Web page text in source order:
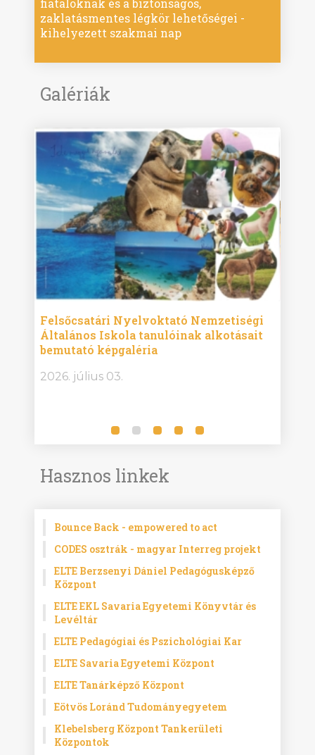
zaklatásmentes légkör lehetőségei -
kihelyezett szakmai nap
Galériák
Felsőcsatári Nyelvoktató Nemzetiségi
Általános Iskola tanulóinak alkotásait
bemutató képgaléria
2026. július 03.
Hasznos linkek
Bounce Back - empowered to act
CODES osztrák - magyar Interreg projekt
ELTE Berzsenyi Dániel Pedagógusképző
Központ
ELTE EKL Savaria Egyetemi Könyvtár és
Levéltár
ELTE Pedagógiai és Pszichológiai Kar
ELTE Savaria Egyetemi Központ
ELTE Tanárképző Központ
Eötvös Loránd Tudományegyetem
Klebelsberg Központ Tankerületi
Központok